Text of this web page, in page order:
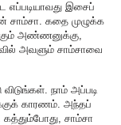
எப்படியாவது இசைப்
சாம்சா. கதை முழுக்க
அண்ணனுக்கு,
அவளும் சாம்சாவை
நாம் அப்படி
காரணம். அந்தப்
சாம்சா